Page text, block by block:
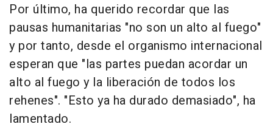
Por último, ha querido recordar que las
pausas humanitarias "no son un alto al fuego"
y por tanto, desde el organismo internacional
esperan que "las partes puedan acordar un
alto al fuego y la liberación de todos los
rehenes". "Esto ya ha durado demasiado", ha
lamentado.